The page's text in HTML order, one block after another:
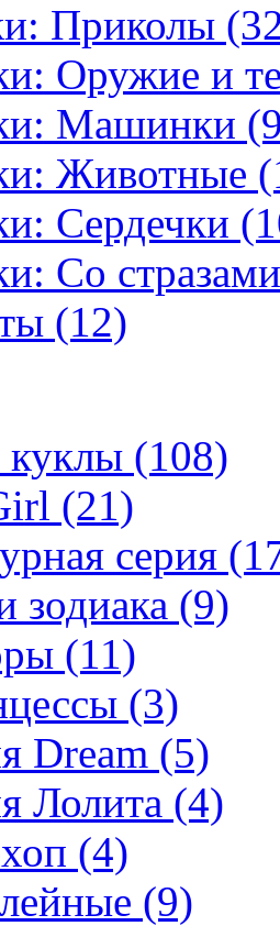
Приколы
Оружие и
Машинки
Животные
Сердечки
Со
(12)
(108)
(21)
серия
зодиака (9)
(11)
(3)
Dream (5)
Лолита (4)
(4)
(9)